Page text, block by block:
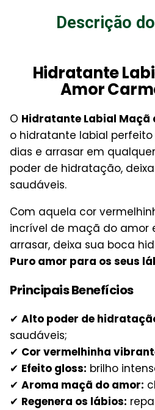
Descrição
Hidratante
Amor
O Hidratante Labial Maçã
o hidratante labial
dias e arrasar em
poder de hidratação,
saudáveis.
Com aquela cor
incrível de maçã do amor
arrasar, deixa sua boca
Puro amor para os seus
Principais Benefícios
✔ Alto poder de
saudáveis;
✔ Cor vermelhinha
✔ Efeito gloss: brilho
✔ Aroma maçã do amor:
✔ Regenera os lábios: